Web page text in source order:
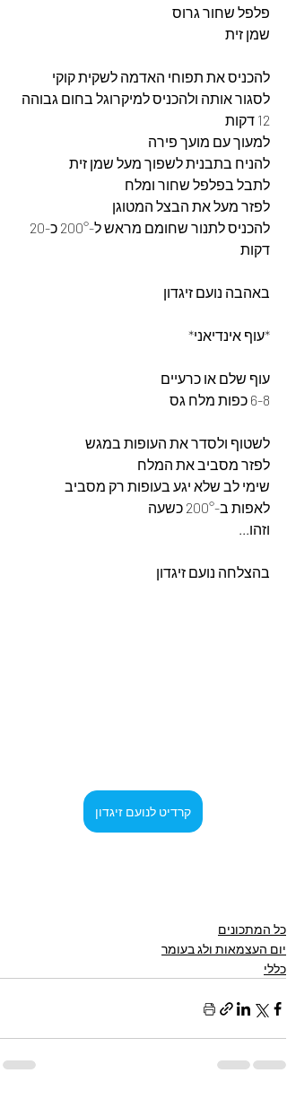
פלפל שחור גרוס
שמן זית
להכניס את תפוחי האדמה לשקית קוקי
לסגור אותה ולהכניס למיקרוגל בחום גבוהה
12 דקות
למעוך עם מועך פירה
להניח בתבנית לשפוך מעל שמן זית
לתבל בפלפל שחור ומלח
לפזר מעל את הבצל המטוגן
דקות
באהבה נועם זיגדון
*עוף אינדיאני*
עוף שלם או כרעיים
6-8 כפות מלח גס
לשטוף ולסדר את העופות במגש
לפזר מסביב את המלח
שימי לב שלא יגע בעופות רק מסביב
לאפות ב-200° כשעה
וזהו...
בהצלחה נועם זיגדון
קרדיט לנועם זיגדון
כל המתכונים
יום העצמאות ולג בעומר
כללי